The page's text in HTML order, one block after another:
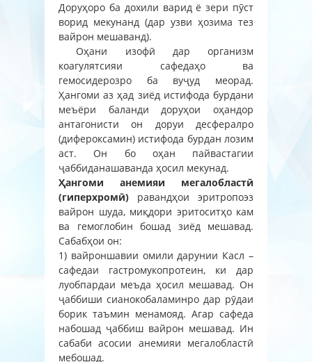
Доруҳоро ба дохили варид ё зери пӯст
ворид мекунанд (дар узви ҳозима тез
вайрон мешаванд).
Оҳани изофӣ дар организм
коагулятсияи сафедаҳо ва
гемосидерозро ба вуҷуд меорад.
Ҳангоми аз ҳад зиёд истифода бурдани
меъёри баланди доруҳои оҳандор
антагонисти он доруи десфералро
(дифероксамин) истифода бурдан лозим
аст. Он бо оҳан пайвастагии
ҷаббиданашаванда ҳосил мекунад.
Ҳангоми анемияи мегалобластӣ
(гиперхромӣ) равандҳои эритропоэз
вайрон шуда, миқдори эритоситҳо кам
ва гемоглобин бошад зиёд мешавад.
Сабабҳои он:
1) вайроншавии омили дарунии Касл –
сафедаи гастромукопротеин, ки дар
луобпардаи меъда ҳосил мешавад. Он
ҷаббиши сианокобаламинро дар рӯдаи
борик таъмин менамояд. Агар сафеда
набошад ҷаббиш вайрон мешавад. Ин
сабаби асосии анемияи мегалобластӣ
мебошад.